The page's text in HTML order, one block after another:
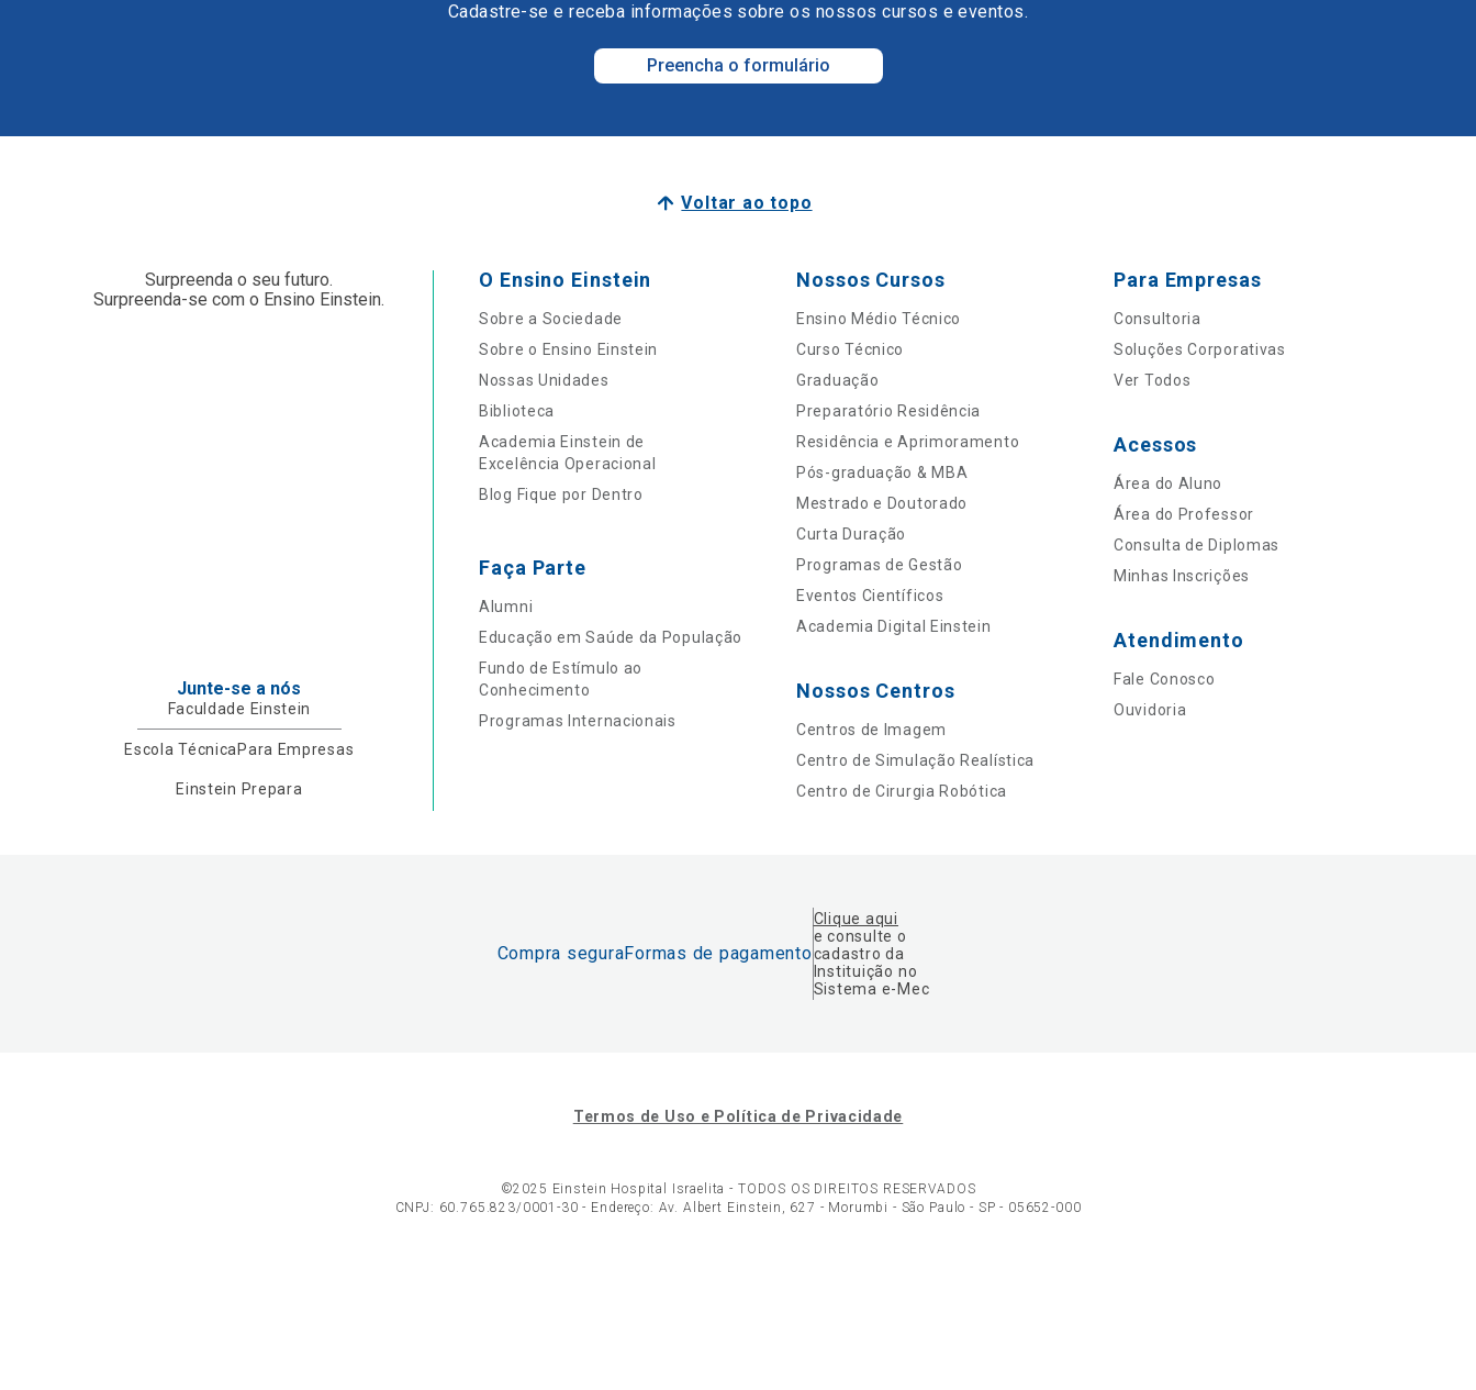
Cadastre-se e receba informações sobre os nossos cursos e eventos.
Preencha o formulário
Voltar ao topo
Surpreenda o seu futuro.
Surpreenda-se com o Ensino Einstein.
Junte-se a nós
Faculdade Einstein
Escola TécnicaPara Empresas
Einstein Prepara
O Ensino Einstein
Sobre a Sociedade
Sobre o Ensino Einstein
Nossas Unidades
Biblioteca
Academia Einstein de
Excelência Operacional
Blog Fique por Dentro
Faça Parte
Alumni
Educação em Saúde da População
Fundo de Estímulo ao
Conhecimento
Programas Internacionais
Nossos Cursos
Ensino Médio Técnico
Curso Técnico
Graduação
Preparatório Residência
Residência e Aprimoramento
Pós-graduação & MBA
Mestrado e Doutorado
Curta Duração
Programas de Gestão
Eventos Científicos
Academia Digital Einstein
Nossos Centros
Centros de Imagem
Centro de Simulação Realística
Centro de Cirurgia Robótica
Para Empresas
Consultoria
Soluções Corporativas
Ver Todos
Acessos
Área do Aluno
Área do Professor
Consulta de Diplomas
Minhas Inscrições
Atendimento
Fale Conosco
Ouvidoria
Compra seguraFormas de pagamento
Clique aqui
e consulte o
cadastro da
Instituição no
Sistema e-Mec
Termos de Uso e Política de Privacidade
©2025 Einstein Hospital Israelita - TODOS OS DIREITOS RESERVADOS
CNPJ: 60.765.823/0001-30 - Endereço: Av. Albert Einstein, 627 - Morumbi - São Paulo - SP - 05652-000